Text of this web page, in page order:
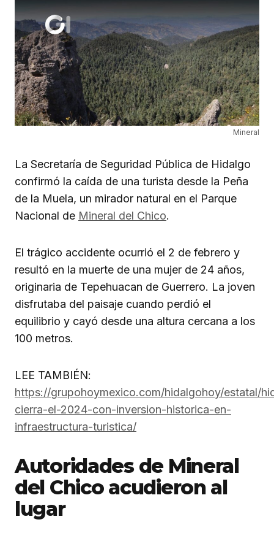
Mineral
La Secretaría de Seguridad Pública de Hidalgo
confirmó la caída de una turista desde la Peña
de la Muela, un mirador natural en el Parque
Nacional de Mineral del Chico.
El trágico accidente ocurrió el 2 de febrero y
resultó en la muerte de una mujer de 24 años,
originaria de Tepehuacan de Guerrero. La joven
disfrutaba del paisaje cuando perdió el
equilibrio y cayó desde una altura cercana a los
100 metros.
LEE TAMBIÉN:
https://grupohoymexico.com/hidalgohoy/estatal/
cierra-el-2024-con-inversion-historica-en-
infraestructura-turistica/
Autoridades de Mineral
del Chico acudieron al
lugar